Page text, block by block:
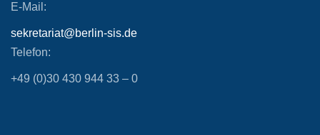
E-Mail:
sekretariat@berlin-sis.de
Telefon:
+49 (0)30 430 944 33 – 0